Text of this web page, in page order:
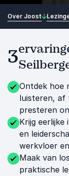
Over Joost
3
Ontdek hoe
luisteren, af
presteren
Krijg eerlijke
en
werkvloer
Maak van
praktische